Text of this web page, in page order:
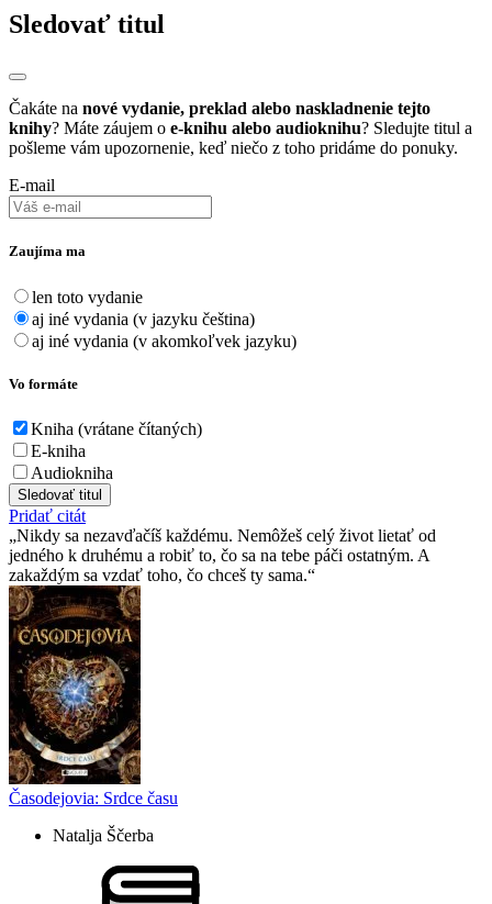
Sledovať titul
Čakáte na nové vydanie, preklad alebo naskladnenie tejto
knihy? Máte záujem o e-knihu alebo audioknihu? Sledujte titul a
pošleme vám upozornenie, keď niečo z toho pridáme do ponuky.
E-mail
Zaujíma ma
len toto vydanie
aj iné vydania (v jazyku čeština)
aj iné vydania (v akomkoľvek jazyku)
Vo formáte
Kniha (vrátane čítaných)
E-kniha
Audiokniha
Sledovať titul
Pridať citát
Nikdy sa nezavďačíš každému. Nemôžeš celý život lietať od
jedného k druhému a robiť to, čo sa na tebe páči ostatným. A
zakaždým sa vzdať toho, čo chceš ty sama.
Časodejovia: Srdce času
Natalja Ščerba